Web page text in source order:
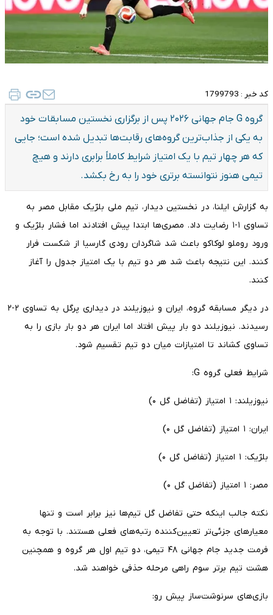
کد خبر : 1799793
گروه G جام جهانی ۲۰۲۶ پس از برگزاری نخستین مسابقات خود
به یکی از جذاب‌ترین گروه‌های رقابت‌ها تبدیل شده است؛ جایی
که هر چهار تیم با یک امتیاز شرایط کاملاً برابری دارند و هیچ
تیمی هنوز نتوانسته برتری خود را به رخ بکشد.
به گزارش ایلنا، در نخستین دیدار، تیم ملی بلژیک مقابل مصر به
تساوی ۱-۱ رضایت داد. مصری‌ها ابتدا پیش افتادند اما فشار بلژیک و
ورود روملو لوکاکو باعث شد شاگردان رودی گارسیا از شکست فرار
کنند. این نتیجه باعث شد هر دو تیم با یک امتیاز جدول را آغاز
کنند.
در دیگر مسابقه گروه، ایران و نیوزیلند در دیداری پرگل به تساوی ۲-۲
رسیدند. نیوزیلند دو بار پیش افتاد اما ایران هر دو بار بازی را به
تساوی کشاند تا امتیازات میان دو تیم تقسیم شود.
شرایط فعلی گروه G:
نیوزیلند: ۱ امتیاز (تفاضل گل ۰)
ایران: ۱ امتیاز (تفاضل گل ۰)
بلژیک: ۱ امتیاز (تفاضل گل ۰)
مصر: ۱ امتیاز (تفاضل گل ۰)
نکته جالب اینکه حتی تفاضل گل تیم‌ها نیز برابر است و تنها
معیارهای جزئی‌تر تعیین‌کننده رتبه‌های فعلی هستند. با توجه به
فرمت جدید جام جهانی ۴۸ تیمی، دو تیم اول هر گروه و همچنین
هشت تیم برتر سوم راهی مرحله حذفی خواهند شد.
بازی‌های سرنوشت‌ساز پیش رو: